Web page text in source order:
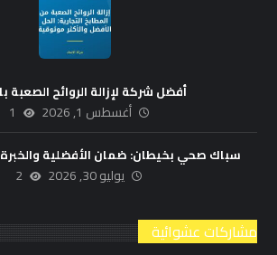
أفضل شركة لإزالة الروائح الصعبة
أغسطس 1, 2026 1
سباك صحي بخيطان: ضمان الأفضلية والخبرة
يوليو 30, 2026 2
مشاركات عشوائية